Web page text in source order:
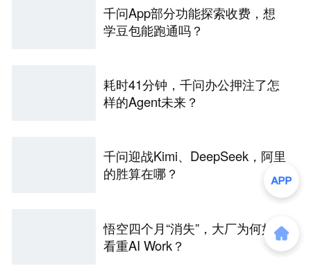
千问App部分功能探索收费，想
学豆包能跑通吗？
耗时41分钟，千问办公押注了怎
样的Agent未来？
千问迎战Kimi、DeepSeek，阿里
的胜算在哪？
悟空四个月“消失”，大厂为何如此
看重AI Work？